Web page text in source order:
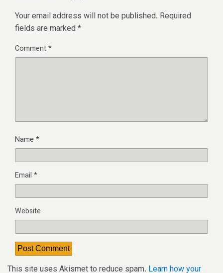
Your email address will not be published. Required
fields are marked *
Comment*
Name *
Email *
Website
This site uses Akismet to reduce spam. Learn how your